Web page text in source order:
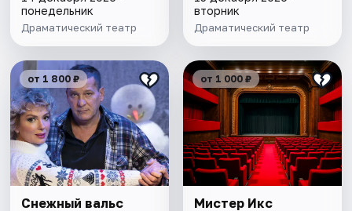
понедельник
Драматический театр
вторник
Драматический театр
от 1 800 ₽
Снежный вальс
от 1 000 ₽
Мистер Икс